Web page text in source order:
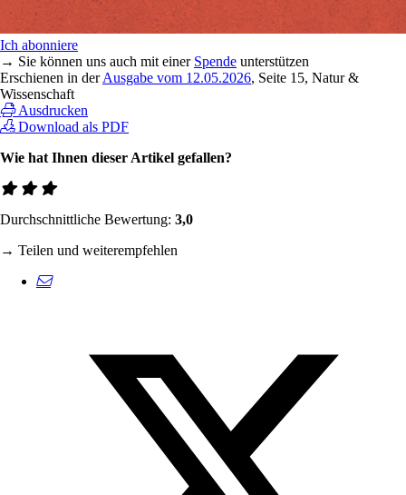
Ich abonniere
→ Sie können uns auch mit einer Spende unterstützen
Erschienen in derAusgabe vom 12.05.2026, Seite 15, Natur &
Wissenschaft
Ausdrucken
Download als PDF
Wie hat Ihnen dieser Artikel gefallen?
Durchschnittliche Bewertung: 3,0
→ Teilen und weiterempfehlen